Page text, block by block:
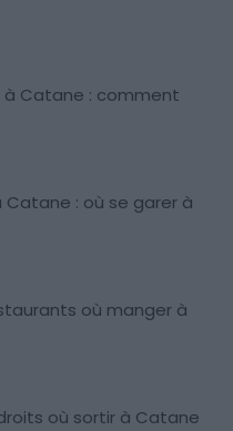
à Catane : comment
Catane : où se garer à
où manger à
où sortir à Catane